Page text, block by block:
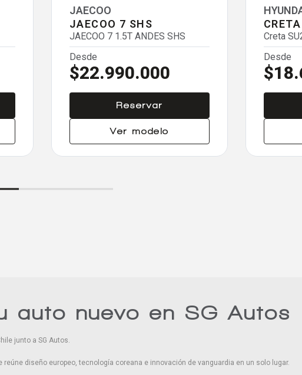
JAECOO
JAECOO 7 SHS
JAECOO 7 1.5T ANDES SHS
Desde
$22.990.000
Reservar
Ver modelo
CRETA
Creta
Desde
auto nuevo en SG Autos
junto a SG Autos.
diseño europeo, tecnología coreana e innovación de vanguardia en un solo lugar.